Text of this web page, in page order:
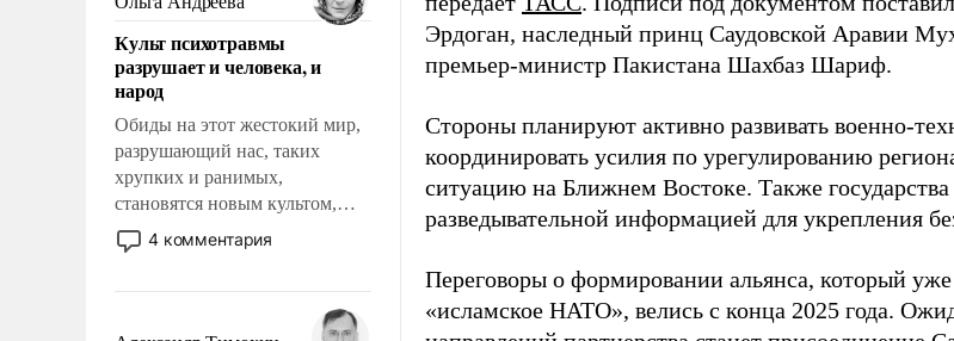
Культ психотравмы
разрушает и человека, и
народ
Обиды на этот жестокий мир,
разрушающий нас, таких
хрупких и ранимых,
становятся новым культом,
постепенно вытесняя и
отменяя традиционное
мужественным и твердым под
ударами судьбы, брать на себя
4 комментария
Эрдоган, наследный принц Саудовской Аравии
премьер-министр Пакистана Шахбаз Шариф.
Стороны планируют активно развивать военно-
координировать усилия по урегулированию
ситуацию на Ближнем Востоке. Также
разведывательной информацией для укрепления
Переговоры о формировании альянса, который
«исламское НАТО», велись с конца 2025 года.